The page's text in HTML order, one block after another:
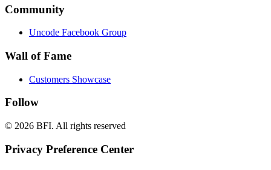
Community
Uncode Facebook Group
Wall of Fame
Customers Showcase
Follow
© 2026 BFI. All rights reserved
Privacy Preference Center